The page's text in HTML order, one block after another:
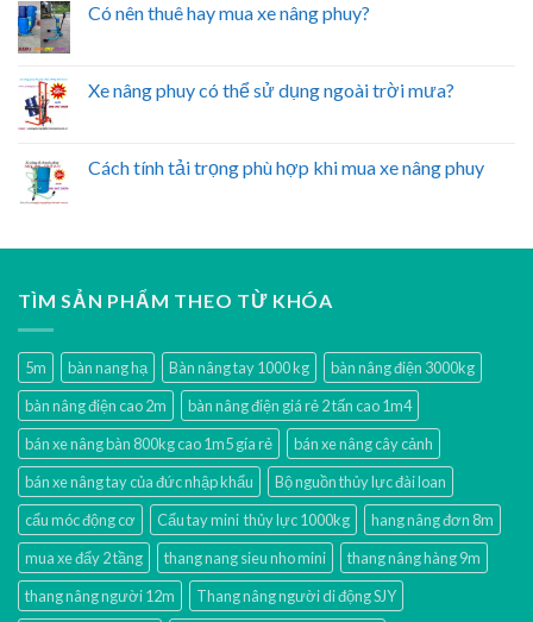
Có nên thuê hay mua xe nâng phuy?
Xe nâng phuy có thể sử dụng ngoài trời mưa?
Cách tính tải trọng phù hợp khi mua xe nâng phuy
TÌM SẢN PHẨM THEO TỪ KHÓA
5m bàn nang hạ Bàn nâng tay 1000 kg
bàn nâng điện 3000kg
bàn nâng điện cao 2m
bàn nâng điện giá rẻ 2 tấn cao 1m4
bán xe nâng bàn 800kg cao 1m5 gía rẻ
bán xe nâng cây cảnh
bán xe nâng tay của đức nhập khẩu
Bộ nguồn thủy lực đài loan
cẩu móc động cơ
Cẩu tay mini thủy lực 1000kg
hang nâng đơn 8m
mua xe đẩy 2 tầng
thang nang sieu nho mini
thang nâng hàng 9m
thang nâng người 12m
Thang nâng người di động SJY